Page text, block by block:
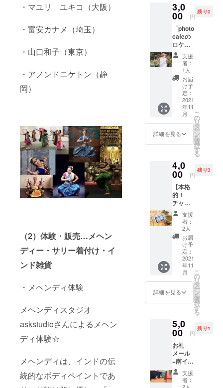
・マユリ ユキコ（大阪）
・富安カナメ（埼玉）
・山口和子（東京）
・アノンドニケトン（静
岡）
（2）体験・販売…メヘン
ディー・サリー着付け・イ
ンド雑貨
・メヘンディ体験
メヘンディスタジオ
askstudioさんによるメヘン
ディ体験☆
メヘンディは、インドの伝
統的なボディペイントであ
てもら
えるよ
う、心
がけて
いま
す。 ①
スタン
ダード
コー
ス
4,500
円 リ
ンパ流
し・イ
ヤーセ
ラ
ピー
耳つぼ
ジュエ
耳5か所
づつ
（計10
か所）
②スペ
シャル
コー
ス
5,500
円 リ
ンパ流
し・イ
ヤーセ
ピー
耳つぼ
ジュエ
リー片
耳5か所
（計10
か所）
クリア
シール
必要な
だけ追
加 ③デ
ザイン
コー
専用
カップ
は含ま
れませ
んので
ご注意
くださ
い。 送
料込み
となり
ます。
願いし
ます。
ズをお
届けい
たしま
す。 ①
富士山
おむす
び海苔
出来立
てのお
むすび
に巻く
だけ
で、富
士山お
むすび
ができ
あがり♪
かえ
る）マ
スコッ
ト 富”士
（無
事）に
かえる
（帰
る）願
いをか
けたお
守りマ
スコッ
ト。 ③
不二さ
んケー
タイク
い山と
いう意
味で
「不二
山」と
異表記
される
ことが
3,0
00 円
残り2
「photo
cafeの
ロケー
ション
フォ
ト」 あ
なたの
「今」
を残し
ません
か？ 自
然の中
で優し
い写真
を撮影
しま
人でも
ファミ
リーで
もOK！
記念写
真や年
賀状用
の写真
として
ご利用
下さ
い。 納
品枚数
:10枚程
（メー
ルにて
す。）
撮影場
所 :富士
または
富士宮
撮影日
時 :11/7
以降、
支援
者：
1人
お届
け予
定：
2021
年11
月
詳細を見る
こ
の
リ
タ
ー
ン
を
選
択
す
る
4,0
00 円
残り3
【本格
的！
チャイ
セッ
ト】 お
家で気
軽に楽
しめ
て、 な
おかつ
インス
タント
ではな
い 本格
的な
チャイ
をご用
意しま
した。
小分け
パック
は初め
てチャ
イを飲
まれる
支援
者：
2人
お届
け予
定：
2021
年11
月
詳細を見る
こ
の
リ
タ
ー
ン
を
選
択
す
る
5,0
00 円
残り1
お礼
メール
+南イン
ド古典
舞踊
バラタ
支援
者：
2人